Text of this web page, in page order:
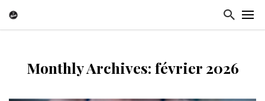
Monthly Archives: février 2026